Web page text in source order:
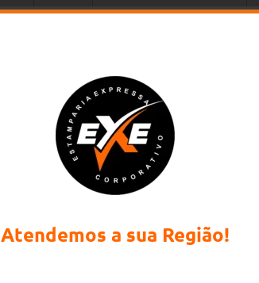
Atendemos a sua Região!